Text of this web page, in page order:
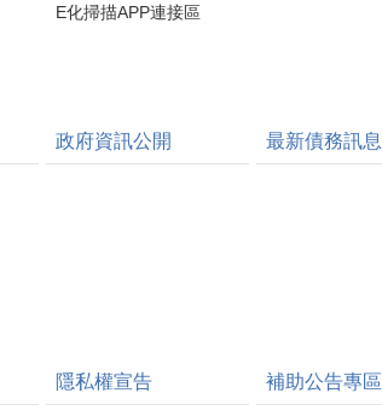
E化掃描APP連接區
政府資訊公開 最新債務訊息
隱私權宣告 補助公告專區